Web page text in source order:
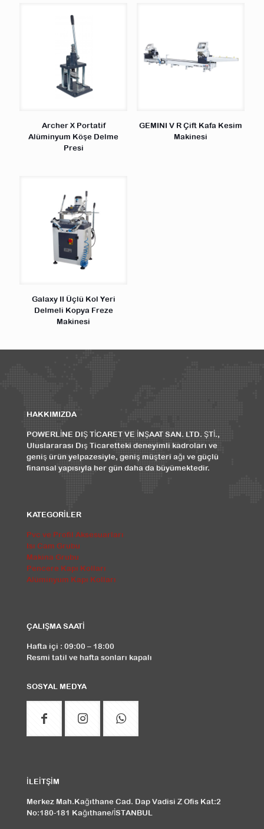
Archer X Portatif
Alüminyum Köşe Delme
Presi
GEMINI V R Çift Kafa Kesim
Makinesi
Galaxy II Üçlü Kol Yeri
Delmeli Kopya Freze
Makinesi
HAKKIMIZDA
POWERLİNE DIŞ TİCARET VE İNŞAAT SAN. LTD. ŞTİ.,
Uluslararası Dış Ticaretteki deneyimli kadroları ve
geniş ürün yelpazesiyle, geniş müşteri ağı ve güçlü
finansal yapısıyla her gün daha da büyümektedir.
KATEGORİLER
Pvc ve Profil Aksesuarları
Isı Cam Grubu
Makina Grubu
Pencere Kapı Kolları
Alüminyum Kapı Kolları
ÇALIŞMA SAATİ
Hafta içi : 09:00 – 18:00
Resmi tatil ve hafta sonları kapalı
SOSYAL MEDYA
İLEİTŞİM
Merkez Mah.Kağıthane Cad. Dap Vadisi Z Ofis Kat:2
No:180-181 Kağıthane/İSTANBUL